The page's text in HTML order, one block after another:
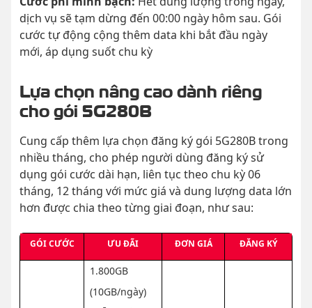
dịch vụ sẽ tạm dừng đến 00:00 ngày hôm sau. Gói
cước tự động cộng thêm data khi bắt đầu ngày
mới, áp dụng suốt chu kỳ
Lựa chọn nâng cao dành riêng
cho gói 5G280B
Cung cấp thêm lựa chọn đăng ký gói 5G280B trong
nhiều tháng, cho phép người dùng đăng ký sử
dụng gói cước dài hạn, liên tục theo chu kỳ 06
tháng, 12 tháng với mức giá và dung lượng data lớn
hơn được chia theo từng giai đoạn, như sau:
GÓI CƯỚC ƯU ĐÃI ĐƠN GIÁ ĐĂNG KÝ
1.800GB
(10GB/ngày)